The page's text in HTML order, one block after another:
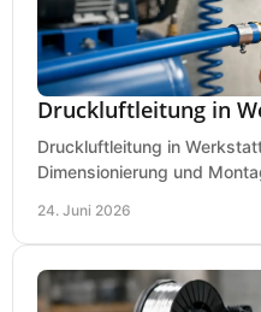
Druckluftleitung in
Druckluftleitung in
Dimensionierung und
24. Juni 2026